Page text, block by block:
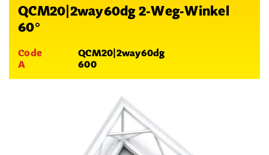
QCM20|2way60dg 2-Weg-Winkel
60°
Code
QCM20|2way60dg
A
600